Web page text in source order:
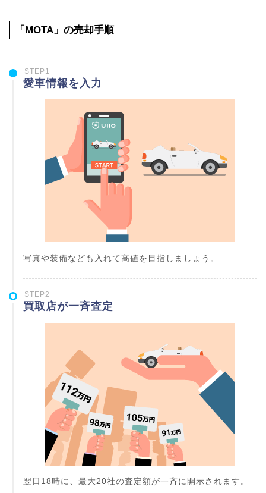
「MOTA」の売却手順
STEP1
愛車情報を入力
写真や装備なども入れて高値を目指しましょう。
STEP2
買取店が一斉査定
翌日18時に、最大20社の査定額が一斉に開示されます。